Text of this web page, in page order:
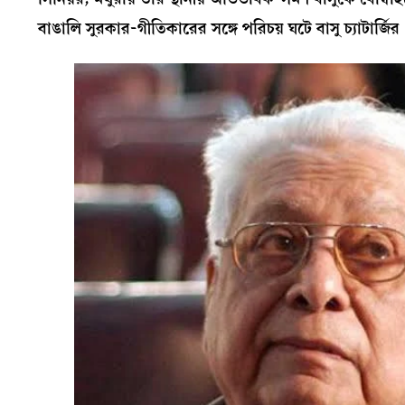
বাঙালি সুরকার-গীতিকারের সঙ্গে পরিচয় ঘটে বাসু